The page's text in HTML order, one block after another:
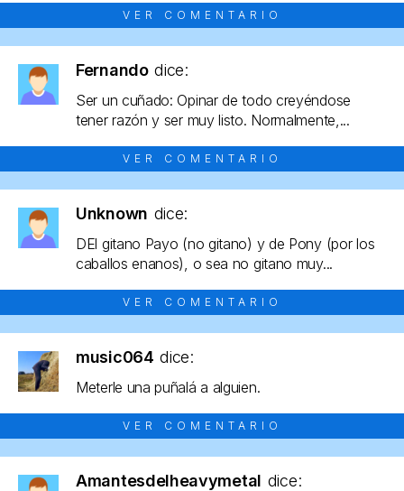
VER COMENTARIO
Fernando dice:
Ser un cuñado: Opinar de todo creyéndose
tener razón y ser muy listo. Normalmente,...
VER COMENTARIO
Unknown dice:
DEl gitano Payo (no gitano) y de Pony (por los
caballos enanos), o sea no gitano muy...
VER COMENTARIO
music064 dice:
Meterle una puñalá a alguien.
VER COMENTARIO
Amantesdelheavymetal dice: